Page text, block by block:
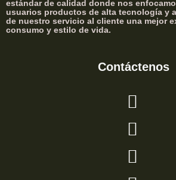
estándar de calidad donde nos
usuarios productos de alta tecnología y
de nuestro servicio al cliente una mejor
consumo y estilo de vida.
Contáctenos